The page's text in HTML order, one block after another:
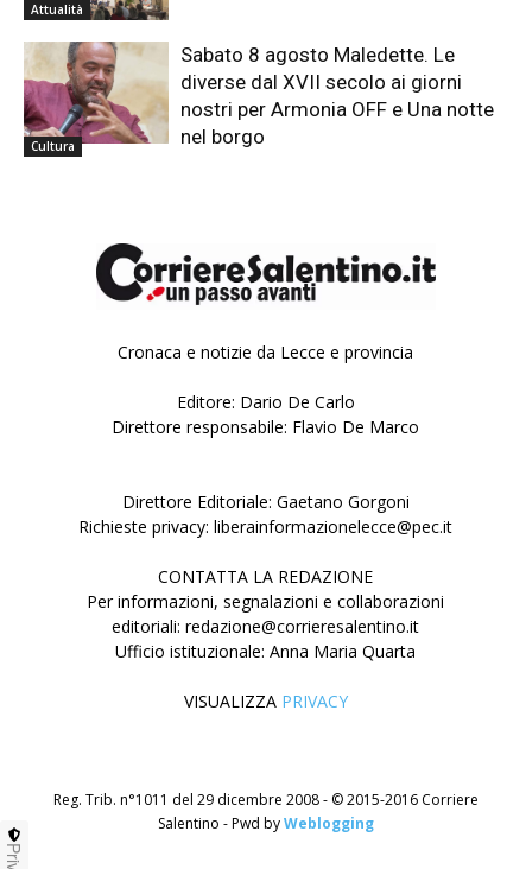
Attualità
Cultura
Sabato 8 agosto Maledette. Le
diverse dal XVII secolo ai giorni
nostri per Armonia OFF e Una notte
nel borgo
Cronaca e notizie da Lecce e provincia
Editore: Dario De Carlo
Direttore responsabile: Flavio De Marco
Direttore Editoriale: Gaetano Gorgoni
Richieste privacy: liberainformazionelecce@pec.it
CONTATTA LA REDAZIONE
Per informazioni, segnalazioni e collaborazioni
editoriali: redazione@corrieresalentino.it
Ufficio istituzionale: Anna Maria Quarta
VISUALIZZA PRIVACY
Reg. Trib. n°1011 del 29 dicembre 2008 - © 2015-2016 Corriere
Salentino - Pwd byWeblogging